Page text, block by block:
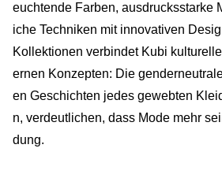
euchtende Farben, ausdrucksstarke
iche Techniken mit innovativen
Kollektionen verbindet Kubi
ernen Konzepten: Die
en Geschichten jedes gewebten
n, verdeutlichen, dass Mode mehr
dung.